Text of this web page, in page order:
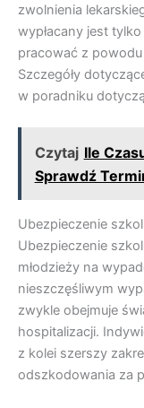
zwolnienia
wypłacany jest
pracować z
Szczegóły
w poradniku
Czytaj Ile
Sprawdź
Ubezpieczenie
Ubezpieczenie
młodzieży na
nieszczęśliwym
zwykle obejmuje
hospitalizacji.
z kolei szerszy
odszkodowania za